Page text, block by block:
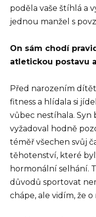
poděla vaše štíhlá a
jednou manžel s
On sám chodí
atletickou postavu
Před narozením
fitness a hlídala si
vůbec nestíhala. Syn
vyžadoval hodně
téměř všechen svůj
těhotenství, které
hormonální selhání.
důvodů sportovat
chápe, ale vidím, že